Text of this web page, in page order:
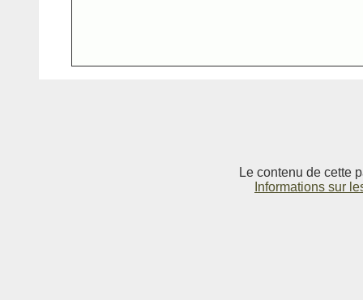
Le contenu de cette
Informations sur